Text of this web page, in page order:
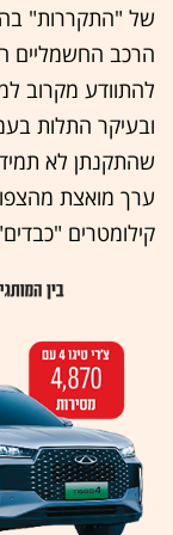
של "התקררות"
הרכב החשמליים
להתוודע מקרוב
ובעיקר התלות
שהתקנתן לא תמיד
ערך מואצת
קילומטרים